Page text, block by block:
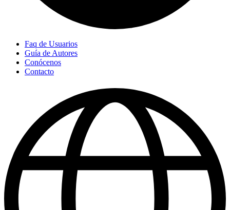
Faq de Usuarios
Guía de Autores
Conócenos
Contacto